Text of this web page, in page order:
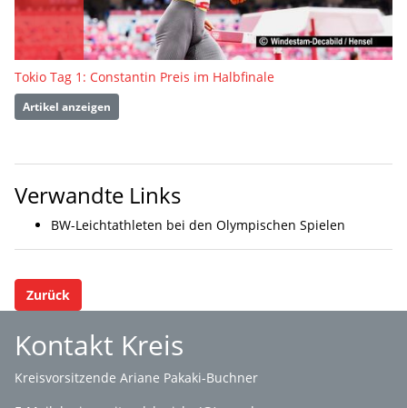
Tokio Tag 1: Constantin Preis im Halbfinale
Artikel anzeigen
Verwandte Links
BW-Leichtathleten bei den Olympischen Spielen
Zurück
Kontakt Kreis
Kreisvorsitzende Ariane Pakaki-Buchner